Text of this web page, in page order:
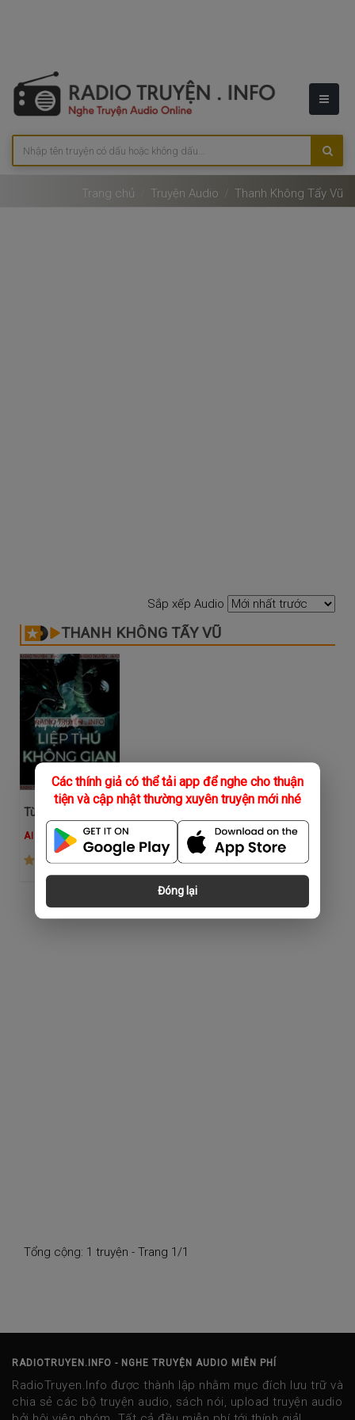
Các thính giả có thể tải app để nghe cho thuận
tiện và cập nhật thường xuyên truyện mới nhé
Đóng lại
Trang chủ Truyện Audio Thanh Không Tẩy Vũ
Sắp xếp Audio
THANH KHÔNG TẨY VŨ
AI Nam
Tổng cộng: 1 truyện - Trang 1/1
RADIOTRUYEN.INFO - NGHE TRUYỆN AUDIO MIỄN PHÍ
RadioTruyen.Info được thành lập nhằm mục đích lưu trữ và
chia sẻ các bộ truyện audio, sách nói, upload truyện audio